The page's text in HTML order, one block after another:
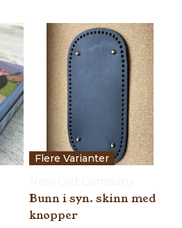
Flere Varianter
Bunn i syn. skinn med
knopper